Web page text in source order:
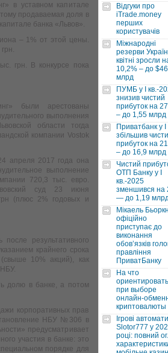
в уставном капитале
продаваемая доля в
банка «Львов».
– 1% от этой цены.
грн. В конкурсе пока
были арестованы
выполнения
области тогда
компании Vostok
апреля 2017 года она
выполнение
720,3 тыс. евро.
суд 23 июня
(плюс 2% годовых и
результативного
крайнего срока
10% акций), как
долю в банке, а потом
корпоративных прав
НБУ №306 в
предусматривает
участия в банке: это
порядке для
Відгуки про
iTrade.money
перших
користувачів
Міжнародні
резерви
квітні зросли
10,2% – до
млрд
ПУМБ у I кв.-
знизив чистий
прибуток на
– до 1,55 млрд
Приватбанк у І
збільшив
прибуток на
– до 16,9 млрд
Чистий
ОТП Банку у І
кв.-2025
зменшився на
— до 1,19
Мікаель
офіційно
приступає до
виконання
обовʼязків
правління
ПриватБанку
На что
при выборе
онлайн-
криптовалюты
Ігрові автомати
Slotor777 у
році: повний